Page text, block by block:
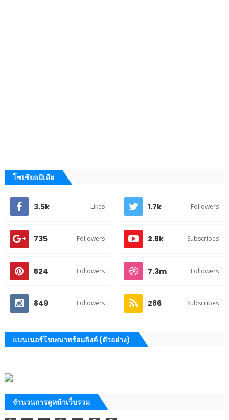
โซเชียลมีเดีย
3.5k Likes 1.7k Followers
735 Followers 2.8k Subscribes
524 Followers 7.3m Followers
849 Followers 286 Subscribes
แบนเนอร์โฆษณาพร้อมลิงค์ (ตัวอย่าง)
จำนวนการดูหน้าเว็บรวม